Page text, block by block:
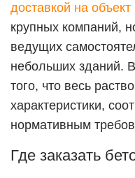
доставкой на объект
крупных компаний,
ведущих
небольших зданий.
того, что весь
характеристики,
нормативным
Где заказать